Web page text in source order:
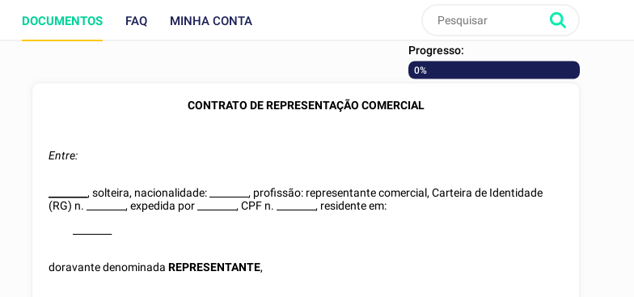
DOCUMENTOS FAQ MINHA CONTA
Progresso:
0%
CONTRATO DE REPRESENTAÇÃO COMERCIAL
Entre:
, solteira, nacionalidade: , profissão: representante comercial,Carteira de Identidade
(RG) n. , expedida por , CPF n.
, residente em:
doravante denominadaREPRESENTANTE,